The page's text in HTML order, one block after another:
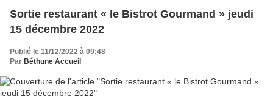
Sortie restaurant « le Bistrot Gourmand » jeudi
15 décembre 2022
Publié le 11/12/2022 à 09:48
Par Béthune Accueil